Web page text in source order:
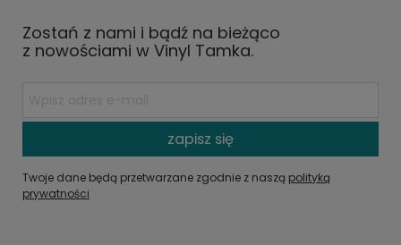
Zostań z nami i bądź na bieżąco
z nowościami w Vinyl Tamka.
zapisz się
Twoje dane będą przetwarzane zgodnie z naszą polityką
prywatności